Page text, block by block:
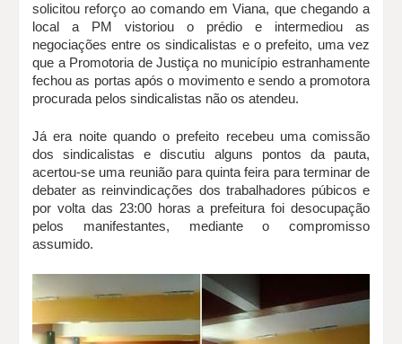
solicitou reforço ao comando em Viana, que chegando a
local a PM vistoriou o prédio e intermediou as
negociações entre os sindicalistas e o prefeito, uma vez
que a Promotoria de Justiça no município estranhamente
fechou as portas após o movimento e sendo a promotora
procurada pelos sindicalistas não os atendeu.
Já era noite quando o prefeito recebeu uma comissão
dos sindicalistas e discutiu alguns pontos da pauta,
acertou-se uma reunião para quinta feira para terminar de
debater as reinvindicações dos trabalhadores púbicos e
por volta das 23:00 horas a prefeitura foi desocupação
pelos manifestantes, mediante o compromisso
assumido.